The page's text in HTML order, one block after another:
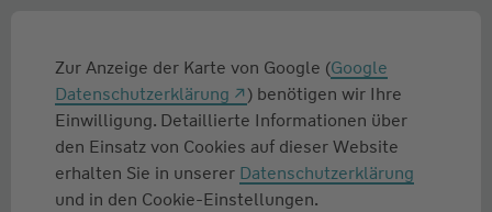
Zur Anzeige der Karte von Google (Google
Datenschutzerklärung
) benötigen wir Ihre
Einwilligung. Detaillierte Informationen über
den Einsatz von Cookies auf dieser Website
erhalten Sie in unserer Datenschutzerklärung
und in den Cookie-Einstellungen.